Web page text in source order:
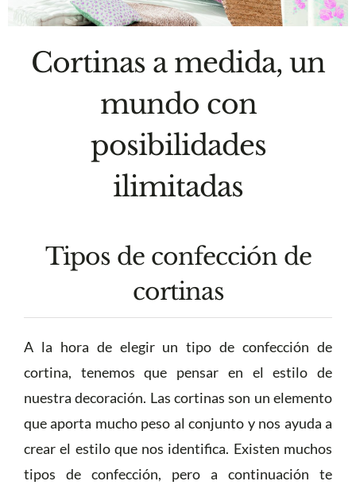
Cortinas a medida, un
mundo con
posibilidades
ilimitadas
Tipos de confección de
cortinas
A la hora de elegir un tipo de confección de
cortina, tenemos que pensar en el estilo de
nuestra decoración. Las cortinas son un elemento
que aporta mucho peso al conjunto y nos ayuda a
crear el estilo que nos identifica. Existen muchos
tipos de confección, pero a continuación te